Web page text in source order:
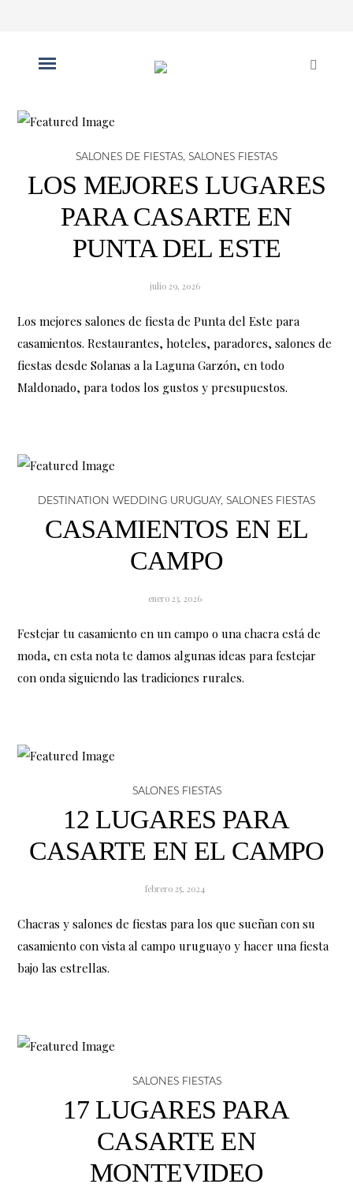
SALONES DE FIESTAS, SALONES FIESTAS
LOS MEJORES LUGARES
PARA CASARTE EN
PUNTA DEL ESTE
julio 29, 2026
Los mejores salones de fiesta de Punta del Este para
casamientos. Restaurantes, hoteles, paradores, salones de
fiestas desde Solanas a la Laguna Garzón, en todo
Maldonado, para todos los gustos y presupuestos.
DESTINATION WEDDING URUGUAY, SALONES FIESTAS
CASAMIENTOS EN EL
CAMPO
enero 23, 2026
Festejar tu casamiento en un campo o una chacra está de
moda, en esta nota te damos algunas ideas para festejar
con onda siguiendo las tradiciones rurales.
SALONES FIESTAS
12 LUGARES PARA
CASARTE EN EL CAMPO
febrero 25, 2024
Chacras y salones de fiestas para los que sueñan con su
casamiento con vista al campo uruguayo y hacer una fiesta
bajo las estrellas.
SALONES FIESTAS
17 LUGARES PARA
CASARTE EN
MONTEVIDEO